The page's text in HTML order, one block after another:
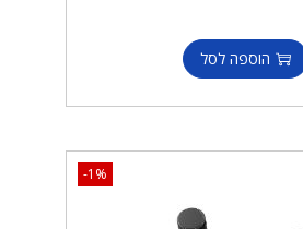
הוספה לסל
-1%